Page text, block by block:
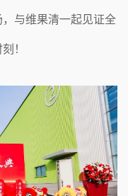
与维果清一起见证全
！